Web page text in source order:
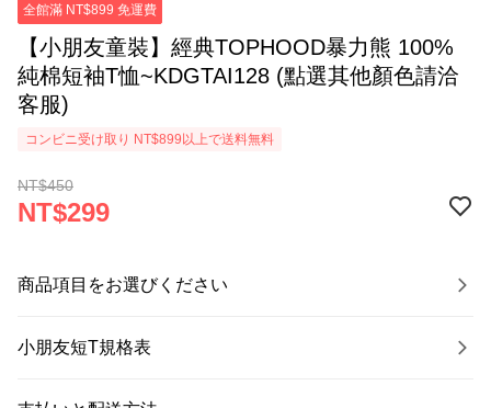
全館滿 NT$899 免運費
【小朋友童裝】經典TOPHOOD暴力熊 100%
純棉短袖T恤~KDGTAI128 (點選其他顏色請洽
客服)
コンビニ受け取り NT$899以上で送料無料
NT$450
NT$299
商品項目をお選びください
小朋友短T規格表